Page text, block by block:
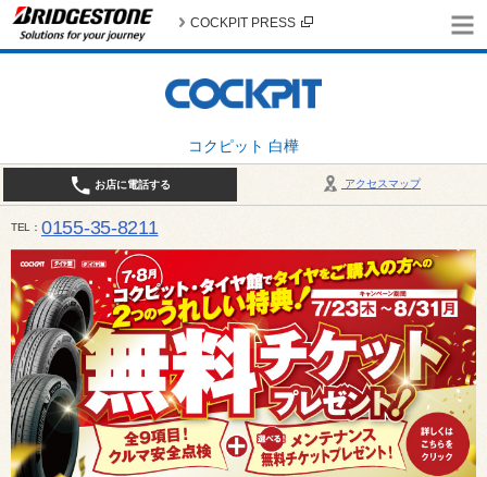
コクピット 白樺
COCKPIT PRESS
アクセスマップ
お店に電話する
TEL 0155-35-8211
10:00～18:30 （作業受付17:30最終） / 定休日：7月定休日 1日、7日、8日、14日、15日、21